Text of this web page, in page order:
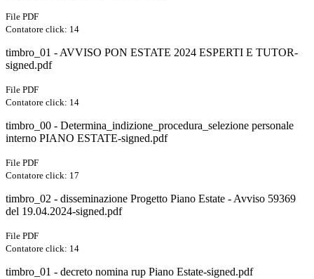
File PDF
Contatore click: 14
timbro_01 - AVVISO PON ESTATE 2024 ESPERTI E TUTOR-
signed.pdf
File PDF
Contatore click: 14
timbro_00 - Determina_indizione_procedura_selezione personale
interno PIANO ESTATE-signed.pdf
File PDF
Contatore click: 17
timbro_02 - disseminazione Progetto Piano Estate - Avviso 59369
del 19.04.2024-signed.pdf
File PDF
Contatore click: 14
timbro_01 - decreto nomina rup Piano Estate-signed.pdf